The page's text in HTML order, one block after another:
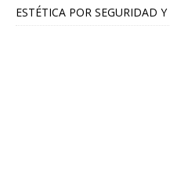
ESTÉTICA POR SEGURIDAD